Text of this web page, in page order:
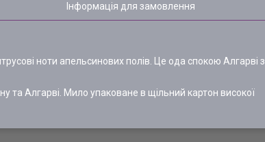
Інформація для замовлення
ноти апельсинових полів. Це ода спокою Алгарві з
та Алгарві. Мило упаковане в щільний картон високої